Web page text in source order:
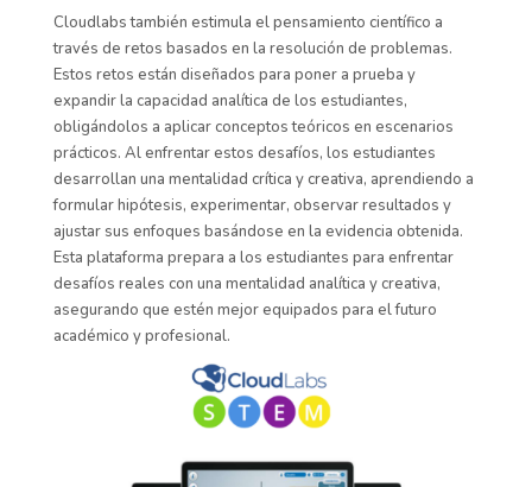
Cloudlabs también estimula el pensamiento científico a
través de retos basados en la resolución de problemas.
Estos retos están diseñados para poner a prueba y
expandir la capacidad analítica de los estudiantes,
obligándolos a aplicar conceptos teóricos en escenarios
prácticos. Al enfrentar estos desafíos, los estudiantes
desarrollan una mentalidad crítica y creativa, aprendiendo a
formular hipótesis, experimentar, observar resultados y
ajustar sus enfoques basándose en la evidencia obtenida.
Esta plataforma prepara a los estudiantes para enfrentar
desafíos reales con una mentalidad analítica y creativa,
asegurando que estén mejor equipados para el futuro
académico y profesional.